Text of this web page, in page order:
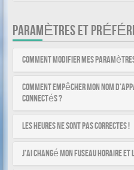
PARAMÈTRES ET
Comment modifier mes
Comment empêcher mon nom
connectés ?
Les heures ne sont pas correctes !
J’ai changé mon fuseau horaire